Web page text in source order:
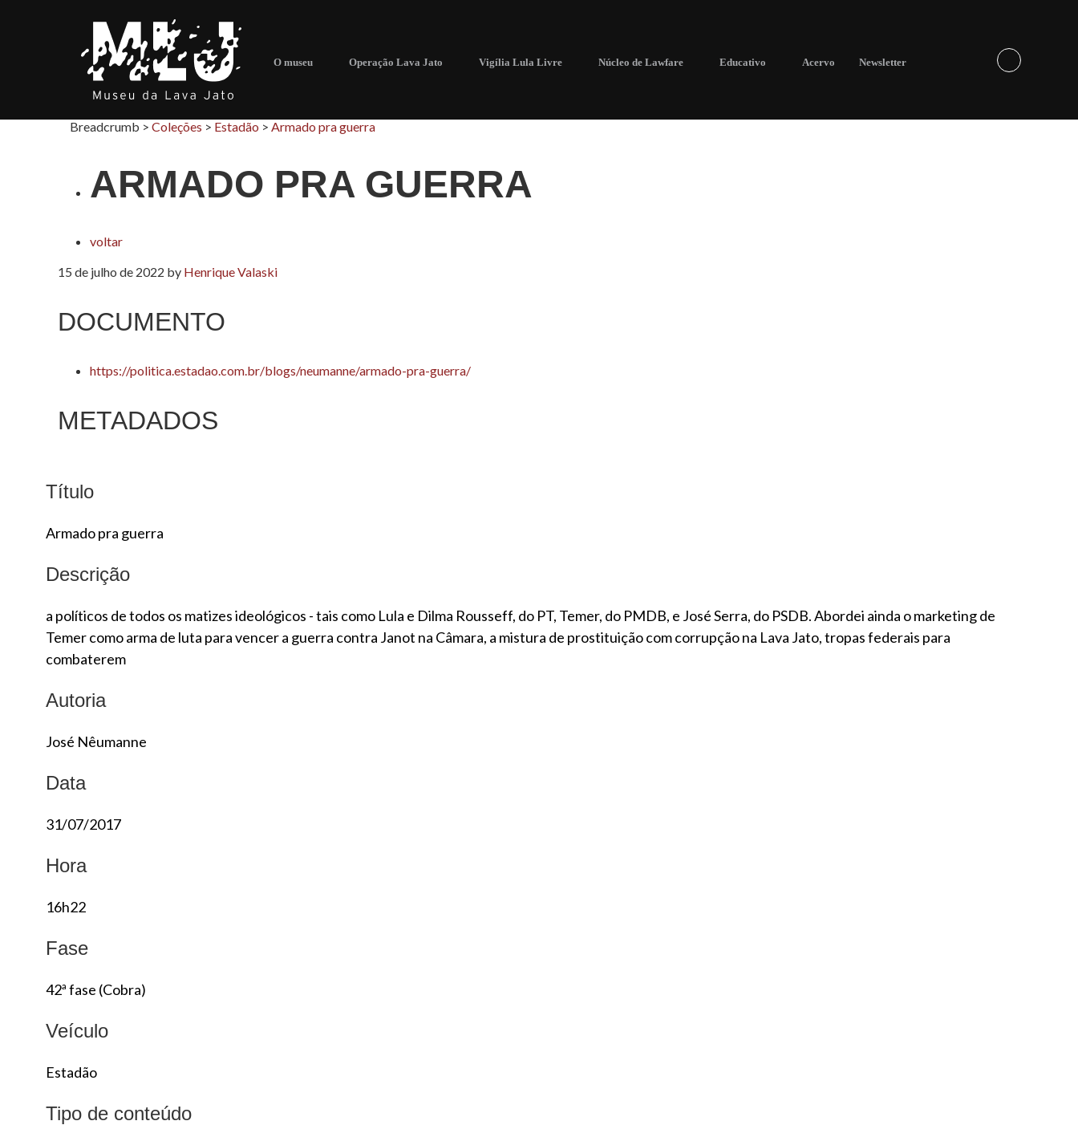
O museu Operação Lava Jato Vigília Lula Livre Núcleo de Lawfare Educativo Acervo Newsletter
Breadcrumb > Coleções > Estadão > Armado pra guerra
ARMADO PRA GUERRA
voltar
15 de julho de 2022 by Henrique Valaski
DOCUMENTO
https://politica.estadao.com.br/blogs/neumanne/armado-pra-guerra/
METADADOS
Título
Armado pra guerra
Descrição
a políticos de todos os matizes ideológicos - tais como Lula e Dilma Rousseff, do PT, Temer, do PMDB, e José Serra, do PSDB. Abordei ainda o marketing de
Temer como arma de luta para vencer a guerra contra Janot na Câmara, a mistura de prostituição com corrupção na Lava Jato, tropas federais para
combaterem
Autoria
José Nêumanne
Data
31/07/2017
Hora
16h22
Fase
42ª fase (Cobra)
Veículo
Estadão
Tipo de conteúdo